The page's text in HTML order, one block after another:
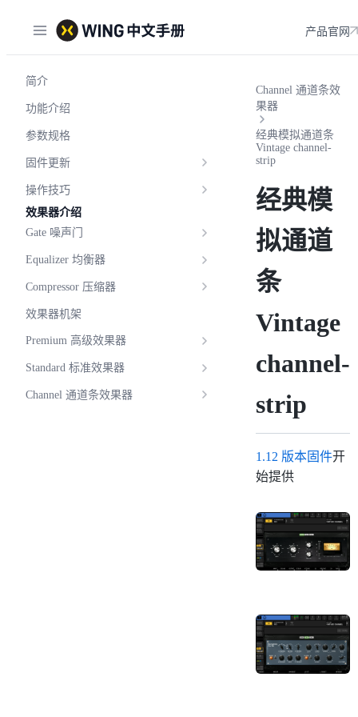
产品官网
简介
功能介绍
参数规格
固件更新
操作技巧
效果器介绍
Gate 噪声门
Equalizer 均衡器
Compressor 压缩器
效果器机架
Premium 高级效果器
Standard 标准效果器
Channel 通道条效果器
Channel 通道条效
果器
经典模拟通道条
Vintage channel-
strip
经典模
拟通道
条
Vintage
channel-
strip
1.12 版本固件开
始提供